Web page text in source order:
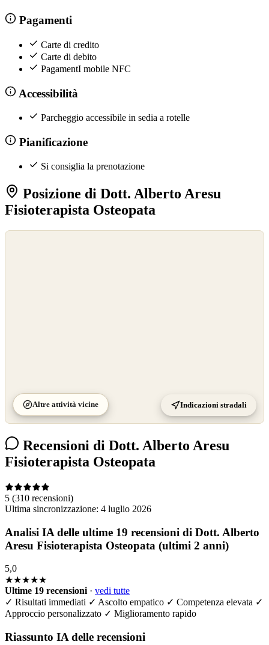
Pagamenti
Carte di credito
Carte di debito
PagamentI mobile NFC
Accessibilità
Parcheggio accessibile in sedia a rotelle
Pianificazione
Si consiglia la prenotazione
Posizione di Dott. Alberto Aresu
Fisioterapista Osteopata
Altre attività vicine Indicazioni stradali
Recensioni di Dott. Alberto Aresu
Fisioterapista Osteopata
5 (310 recensioni)
Ultima sincronizzazione: 4 luglio 2026
Analisi IA delle ultime 19 recensioni di Dott. Alberto
Aresu Fisioterapista Osteopata (ultimi 2 anni)
5,0
★★★★★
Ultime 19 recensioni · vedi tutte
✓ Risultati immediati ✓ Ascolto empatico ✓ Competenza elevata ✓
Approccio personalizzato ✓ Miglioramento rapido
Riassunto IA delle recensioni